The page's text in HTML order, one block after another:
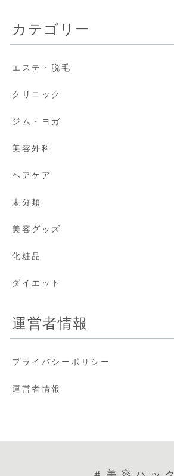
カテゴリー
エステ・脱毛
クリニック
ジム・ヨガ
美容外科
ヘアケア
未分類
美容グッズ
化粧品
ダイエット
運営者情報
プライバシーポリシー
運営者情報